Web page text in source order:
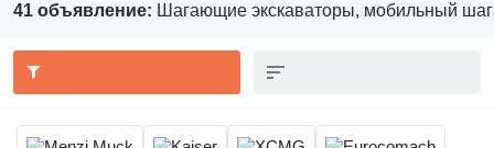
41 объявление: Шагающие экскаваторы, мобильный